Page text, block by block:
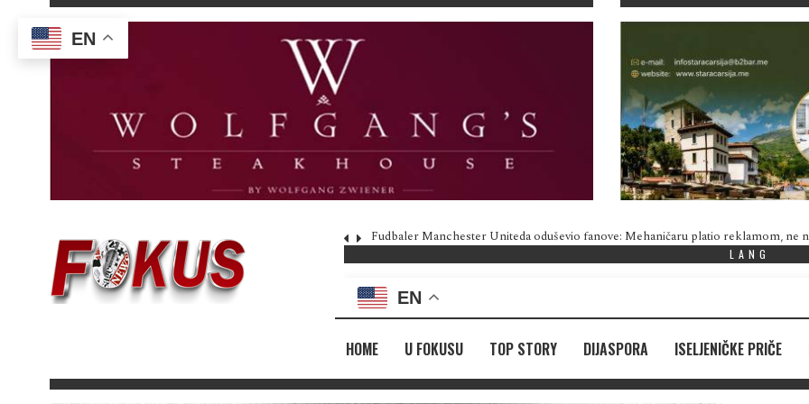
Fudbaler Manchester Uniteda oduševio fanove: Mehaničaru platio reklamom, ne
LANG
EN
HOME U FOKUSU TOP STORY DIJASPORA ISELJENIČKE PRIČE
EN